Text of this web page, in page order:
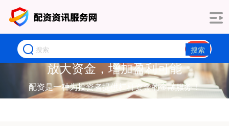
搜索
放大资金，增加盈利可能
配资是一种为投资者提供杠杆资金的金融服务！